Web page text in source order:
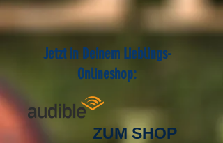
Jetzt in Deinem Lieblings-
Onlineshop:
ZUM SHOP